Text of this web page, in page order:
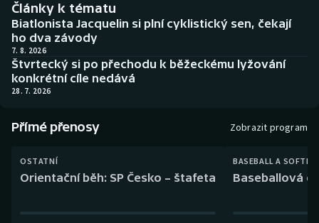
Biatlon
Boby a skeleton
Box
Curling
Dostihy
Aplikace ČT sport
AZ kvíz
Články k tématu
Biatlonista Jacquelin si plní cyklistický sen, čekají
ho dva závody
7. 8. 2026
Štvrtecký si po přechodu k běžeckému lyžování
konkrétní cíle nedává
28. 7. 2026
Přímé přenosy Zobrazit program
OSTATNÍ
Orientační běh: SP Česko – štafeta
BASEBALL A
Baseballová